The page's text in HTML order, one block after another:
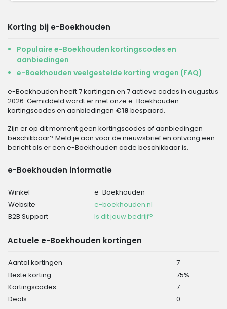
Korting bij e-Boekhouden
Populaire e-Boekhouden kortingscodes en
aanbiedingen
e-Boekhouden veelgestelde korting vragen (FAQ)
e-Boekhouden heeft 7 kortingen en 7 actieve codes in augustus
2026. Gemiddeld wordt er met onze e-Boekhouden
kortingscodes en aanbiedingen €18 bespaard.
Zijn er op dit moment geen kortingscodes of aanbiedingen
beschikbaar? Meld je aan voor de nieuwsbrief en ontvang een
bericht als er een e-Boekhouden code beschikbaar is.
e-Boekhouden informatie
Winkel
e-Boekhouden
Website
e-boekhouden.nl
B2B Support
Is dit jouw bedrijf?
Actuele e-Boekhouden kortingen
Aantal kortingen
7
Beste korting
75%
Kortingscodes
7
Deals
0